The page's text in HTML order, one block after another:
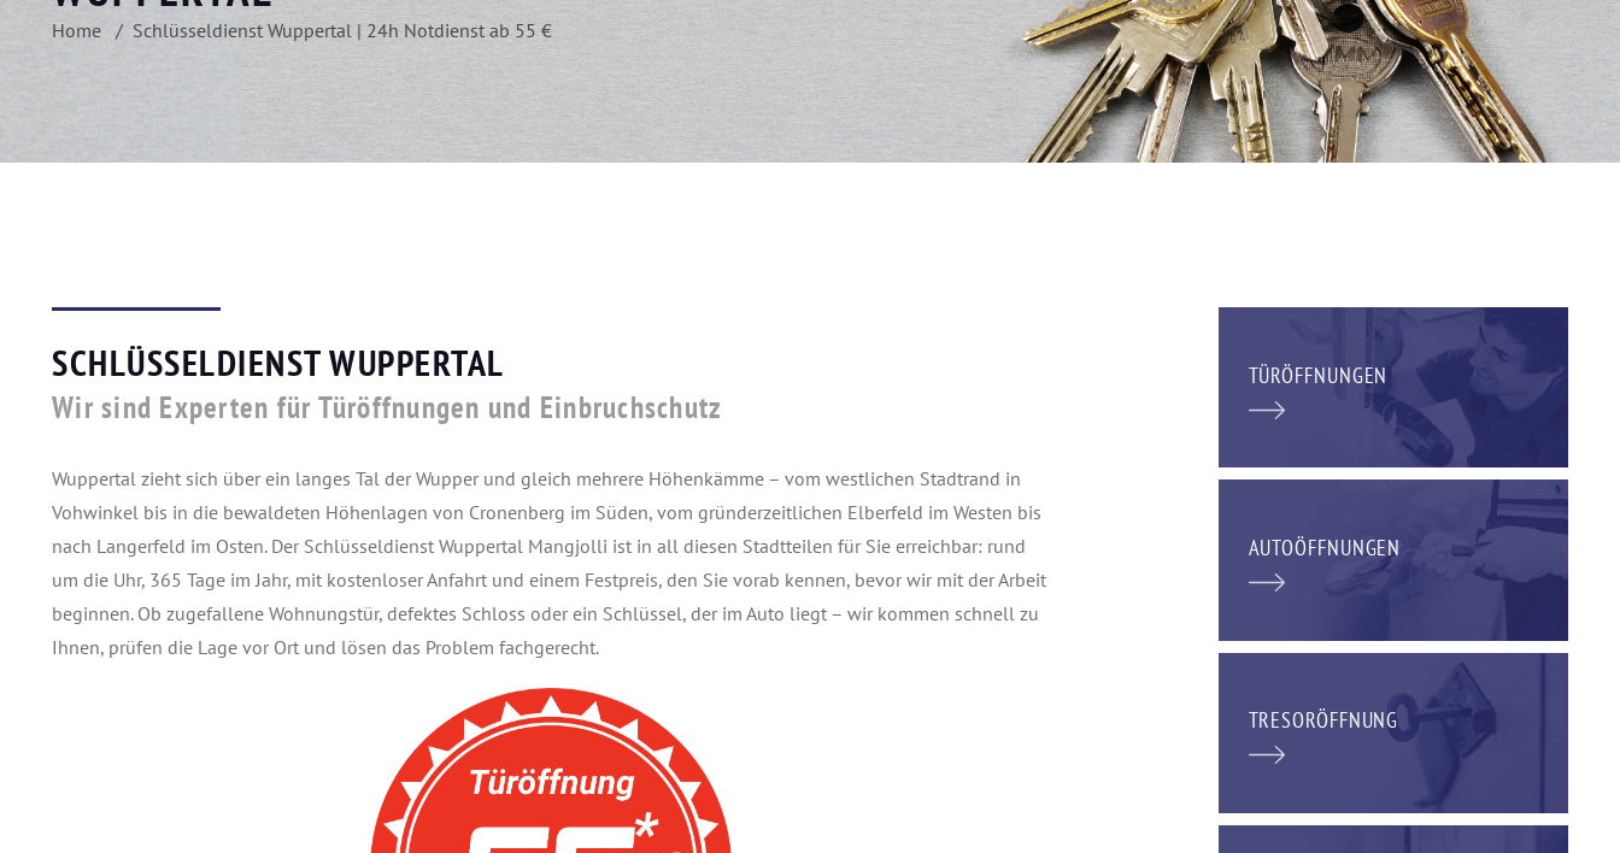
Home Schlüsseldienst Wuppertal | 24h Notdienst ab 55 €
SCHLÜSSELDIENST WUPPERTAL
Wir sind Experten für Türöffnungen und Einbruchschutz
Wuppertal zieht sich über ein langes Tal der Wupper und gleich mehrere Höhenkämme – vom westlichen Stadtrand in
Vohwinkel bis in die bewaldeten Höhenlagen von Cronenberg im Süden, vom gründerzeitlichen Elberfeld im Westen bis
nach Langerfeld im Osten. Der Schlüsseldienst Wuppertal Mangjolli ist in all diesen Stadtteilen für Sie erreichbar: rund
um die Uhr, 365 Tage im Jahr, mit kostenloser Anfahrt und einem Festpreis, den Sie vorab kennen, bevor wir mit der Arbeit
beginnen. Ob zugefallene Wohnungstür, defektes Schloss oder ein Schlüssel, der im Auto liegt – wir kommen schnell zu
Ihnen, prüfen die Lage vor Ort und lösen das Problem fachgerecht.
TÜRÖFFNUNGEN
AUTOÖFFNUNGEN
TRESORÖFFNUNG